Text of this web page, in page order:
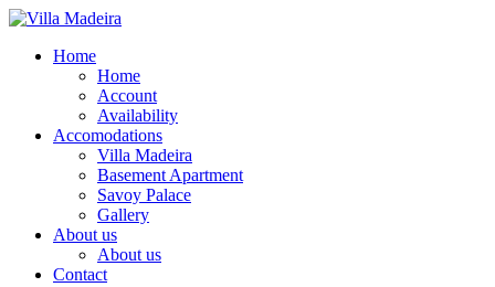
Home
Home
Account
Availability
Accomodations
Villa Madeira
Basement Apartment
Savoy Palace
Gallery
About us
About us
Contact